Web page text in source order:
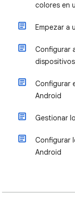
colores en
Empezar a
Configurar
dispositivos
Configurar
Android
Gestionar
Configurar
Android